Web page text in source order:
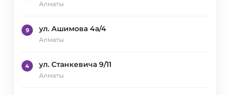
Алматы
9 ул. Ашимова 4а/4
Алматы
4 ул. Станкевича 9/11
Алматы